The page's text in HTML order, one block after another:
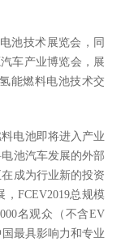
池技术展览会，同
车产业博览会，展
能燃料电池技术交
电池即将进入产业
池汽车发展的外部
成为行业新的投资
FCEV2019总规模
名观众（不含EV
最具影响力和专业